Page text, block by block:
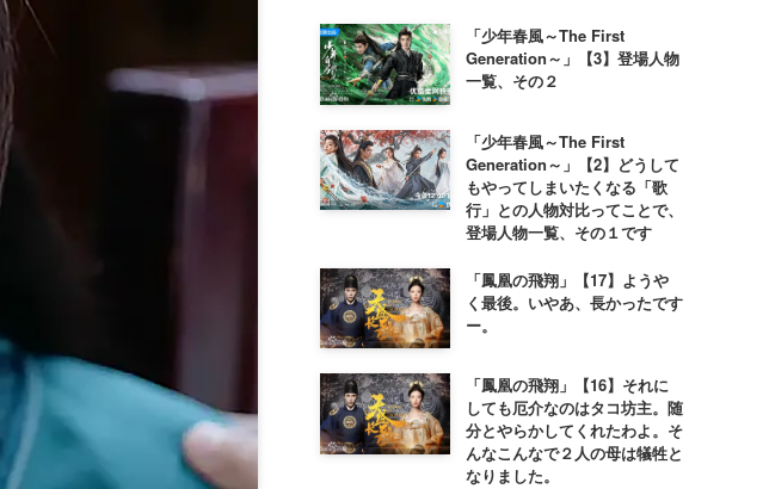
「少年春風～The First
Generation～」【3】登場人物
一覧、その２
「少年春風～The First
Generation～」【2】どうして
もやってしまいたくなる「歌
行」との人物対比ってことで、
登場人物一覧、その１です
「鳳凰の飛翔」【17】ようや
く最後。いやあ、長かったです
ー。
「鳳凰の飛翔」【16】それに
しても厄介なのはタコ坊主。随
分とやらかしてくれたわよ。そ
んなこんなで２人の母は犠牲と
なりました。